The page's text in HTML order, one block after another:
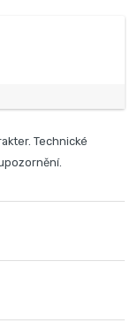
Technické